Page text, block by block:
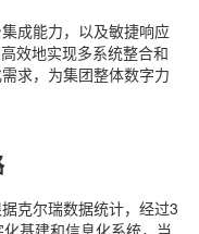
成能力，以及敏捷响应
效地实现多系统整合和
求，为集团整体数字力
克尔瑞数据统计，经过3